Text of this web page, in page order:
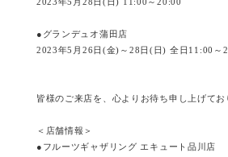
●グランデュオ蒲田店
2023年5月26日(金)～28日(日) 全日11:00～
皆様のご来店を、心よりお待ち申し上げてお
＜店舗情報＞
●フルーツギャザリング エキュート品川店